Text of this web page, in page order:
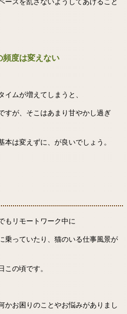
度は変えない
ムが増えてしまうと、
すが、そこはあまり甘やかし過ぎ
は変えずに、が良いでしょう。
もリモートワーク中に
乗っていたり、猫のいる仕事風景が
の頃です。
かお困りのことやお悩みがありまし